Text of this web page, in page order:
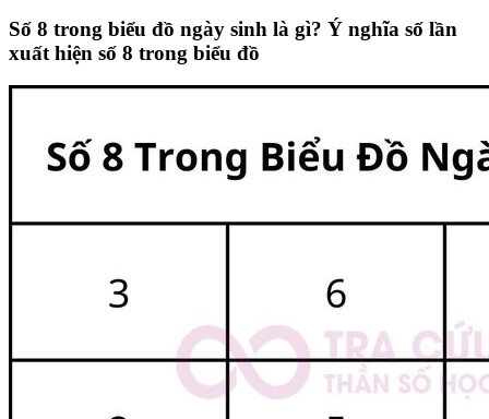
Số 8 trong biểu đồ ngày sinh là gì? Ý nghĩa số lần
xuất hiện số 8 trong biểu đồ